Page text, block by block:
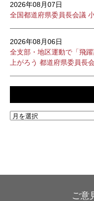
2026年08月07日
全国都道府県委員長会議
2026年08月06日
全支部・地区運動で「飛
上がろう 都道府県委員
ご意